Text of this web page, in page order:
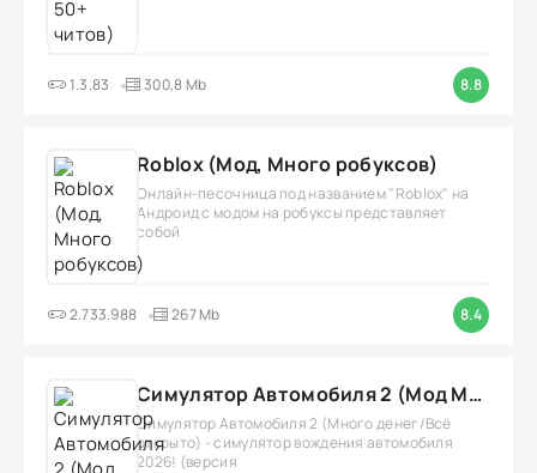
1.3.83 300,8 Mb 8.8
Roblox (Мод, Много робуксов)
Онлайн-песочница под названием "Roblox" на
Андроид с модом на робуксы представляет
собой
2.733.988 267 Mb 8.4
Симулятор Автомобиля 2 (Мод Много денег/Всё открыто)
Симулятор Автомобиля 2 (Много денег/Всё
открыто) - симулятор вождения автомобиля
2026! (версия